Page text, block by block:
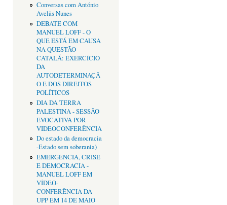
Conversas com António
Avelãs Nunes
DEBATE COM
MANUEL LOFF - O
QUE ESTÁ EM CAUSA
NA QUESTÃO
CATALÃ: EXERCÍCIO
DA
AUTODETERMINAÇÃ
O E DOS DIREITOS
POLÍTICOS
DIA DA TERRA
PALESTINA - SESSÃO
EVOCATIVA POR
VIDEOCONFERÊNCIA
Do estado da democracia
-Estado sem soberania)
EMERGÊNCIA, CRISE
E DEMOCRACIA -
MANUEL LOFF EM
VÍDEO-
CONFERÊNCIA DA
UPP EM 14 DE MAIO